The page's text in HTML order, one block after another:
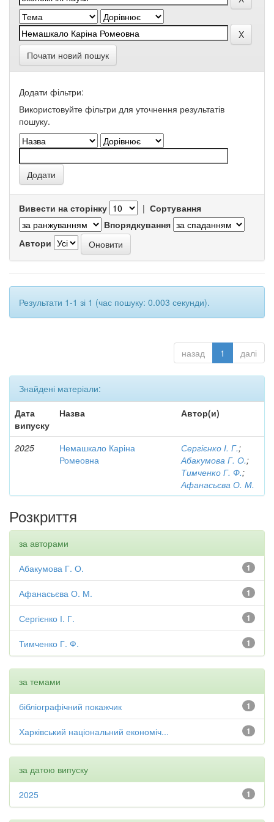
Почати новий пошук
Додати фільтри:
Використовуйте фільтри для уточнення результатів
пошуку.
Вивести на сторінку | Сортування
Впорядкування
Автори
Результати 1-1 зі 1 (час пошуку: 0.003 секунди).
назад 1 далі
Знайдені матеріали:
Дата
випуску
Назва Автор(и)
2025
Немашкало Каріна
Ромеовна
Сергієнко І. Г.;
Абакумова Г. О.;
Тимченко Г. Ф.;
Афанасьєва О. М.
Розкриття
за авторами
1
Абакумова Г. О.
1
Афанасьєва О. М.
1
Сергієнко І. Г.
1
Тимченко Г. Ф.
за темами
1
бібліографічний покажчик
1
Харківський національний економіч...
за датою випуску
1
2025